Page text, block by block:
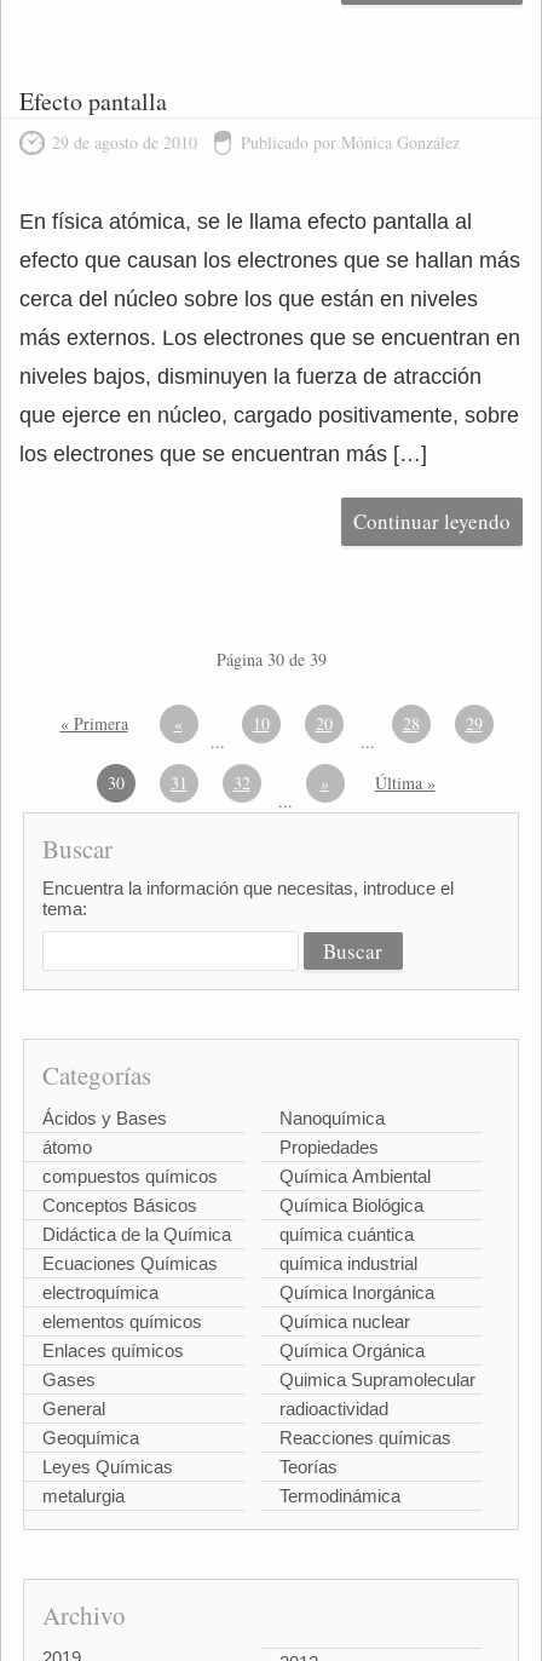
Efecto pantalla
29 de agosto de 2010 Publicado por Mónica González
En física atómica, se le llama efecto pantalla al
efecto que causan los electrones que se hallan más
cerca del núcleo sobre los que están en niveles
más externos. Los electrones que se encuentran en
niveles bajos, disminuyen la fuerza de atracción
que ejerce en núcleo, cargado positivamente, sobre
los electrones que se encuentran más […]
Continuar leyendo
Página 30 de 39
« Primera «
...
10 20
...
28 29
30 31 32
...
» Última »
Buscar
Encuentra la información que necesitas, introduce el
tema:
Categorías
Ácidos y Bases
átomo
compuestos químicos
Conceptos Básicos
Didáctica de la Química
Ecuaciones Químicas
electroquímica
elementos químicos
Enlaces químicos
Gases
General
Geoquímica
Leyes Químicas
metalurgia
Nanoquímica
Propiedades
Química Ambiental
Química Biológica
química cuántica
química industrial
Química Inorgánica
Química nuclear
Química Orgánica
Quimica Supramolecular
radioactividad
Reacciones químicas
Teorías
Termodinámica
Archivo